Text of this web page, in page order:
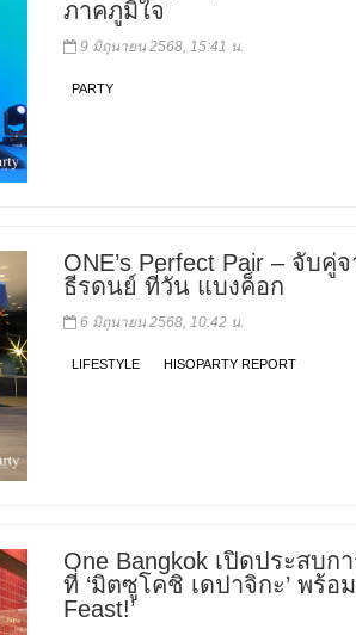
ภาคภูมิใจ
9 มิถุนายน 2568, 15:41 น.
PARTY
ONE’s Perfect Pair – จับ
ธีรดนย์ ที่วัน แบงค็อก
6 มิถุนายน 2568, 10:42 น.
LIFESTYLE HISOPARTY REPORT
One Bangkok เปิดประสบ
ที่ ‘มิตซูโคชิ เดปาจิกะ’ พร้
Feast!’